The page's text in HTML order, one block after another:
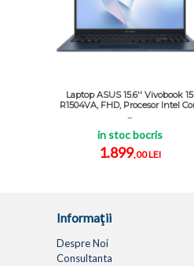
Laptop ASUS 15.6'' Vivobook 15
R1504VA, FHD, Procesor Intel
...
in stoc bocris
1.899,00 LEI
Informaţii
Despre Noi
Consultanta